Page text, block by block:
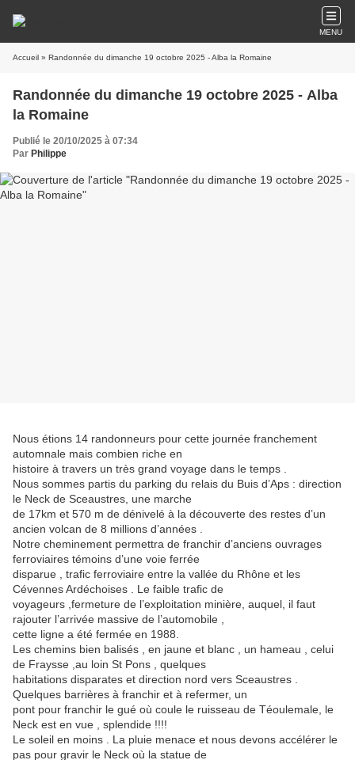
MENU
Accueil » Randonnée du dimanche 19 octobre 2025 - Alba la Romaine
Randonnée du dimanche 19 octobre 2025 - Alba
la Romaine
Publié le 20/10/2025 à 07:34
Par Philippe
Nous étions 14 randonneurs pour cette journée franchement
automnale mais combien riche en
histoire à travers un très grand voyage dans le temps .
Nous sommes partis du parking du relais du Buis d’Aps : direction
le Neck de Sceaustres, une marche
de 17km et 570 m de dénivelé à la découverte des restes d’un
ancien volcan de 8 millions d’années .
Notre cheminement permettra de franchir d’anciens ouvrages
ferroviaires témoins d’une voie ferrée
disparue , trafic ferroviaire entre la vallée du Rhône et les
Cévennes Ardéchoises . Le faible trafic de
voyageurs ,fermeture de l’exploitation minière, auquel, il faut
rajouter l’arrivée massive de l’automobile ,
cette ligne a été fermée en 1988.
Les chemins bien balisés , en jaune et blanc , un hameau , celui
de Fraysse ,au loin St Pons , quelques
habitations disparates et direction nord vers Sceaustres .
Quelques barrières à franchir et à refermer, un
pont pour franchir le gué où coule le ruisseau de Téoulemale, le
Neck est en vue , splendide !!!!
Le soleil en moins . La pluie menace et nous devons accélérer le
pas pour gravir le Neck où la statue de